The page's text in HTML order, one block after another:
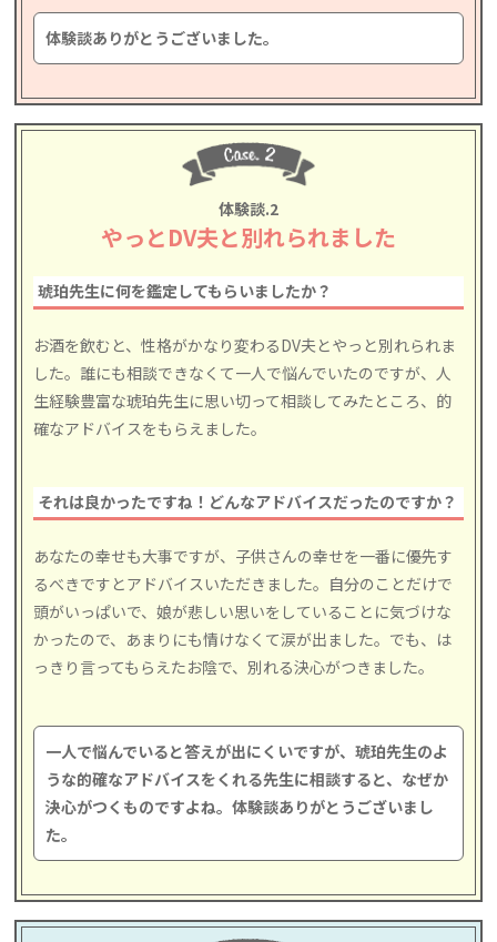
体験談ありがとうございました。
体験談.2
やっとDV夫と別れられました
琥珀先生に何を鑑定してもらいましたか？
お酒を飲むと、性格がかなり変わるDV夫とやっと別れられま
した。誰にも相談できなくて一人で悩んでいたのですが、人
生経験豊富な琥珀先生に思い切って相談してみたところ、的
確なアドバイスをもらえました。
それは良かったですね！どんなアドバイスだったのですか？
あなたの幸せも大事ですが、子供さんの幸せを一番に優先す
るべきですとアドバイスいただきました。自分のことだけで
頭がいっぱいで、娘が悲しい思いをしていることに気づけな
かったので、あまりにも情けなくて涙が出ました。でも、は
っきり言ってもらえたお陰で、別れる決心がつきました。
一人で悩んでいると答えが出にくいですが、琥珀先生のよ
うな的確なアドバイスをくれる先生に相談すると、なぜか
決心がつくものですよね。体験談ありがとうございまし
た。